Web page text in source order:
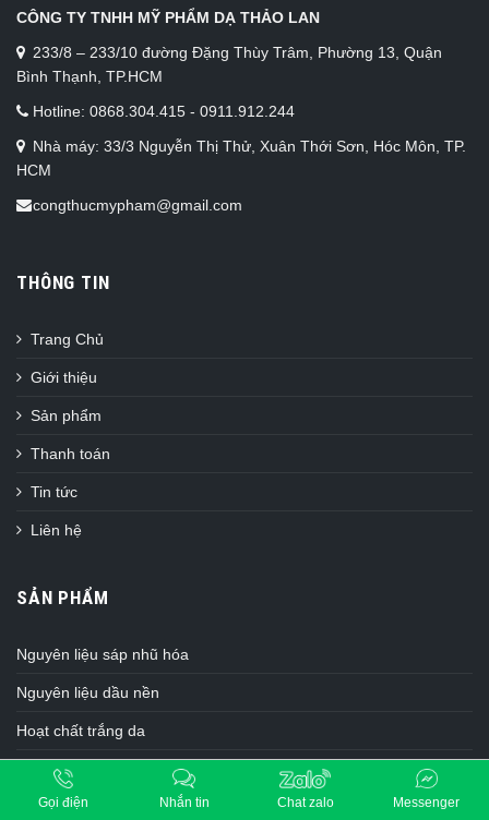
CÔNG TY TNHH MỸ PHẨM DẠ THẢO LAN
233/8 – 233/10 đường Đặng Thùy Trâm, Phường 13, Quận
Bình Thạnh, TP.HCM
Hotline: 0868.304.415 - 0911.912.244
Nhà máy: 33/3 Nguyễn Thị Thử, Xuân Thới Sơn, Hóc Môn, TP.
HCM
congthucmypham@gmail.com
THÔNG TIN
Trang Chủ
Giới thiệu
Sản phẩm
Thanh toán
Tin tức
Liên hệ
SẢN PHẨM
Nguyên liệu sáp nhũ hóa
Nguyên liệu dầu nền
Hoạt chất trắng da
Hoạt chất ngăn ngừa lão hóa
Chất bảo quản
Gọi điện Nhắn tin Chat zalo Messenger